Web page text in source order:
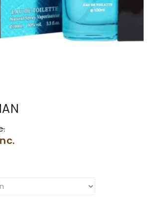
TECNOLOGIA
HOGAR